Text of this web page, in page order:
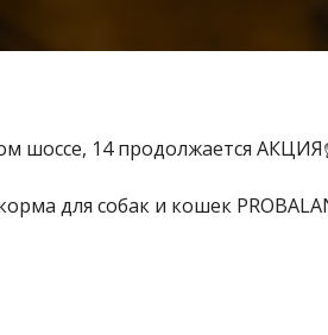
шоссе, 14 продолжается
для собак и кошек